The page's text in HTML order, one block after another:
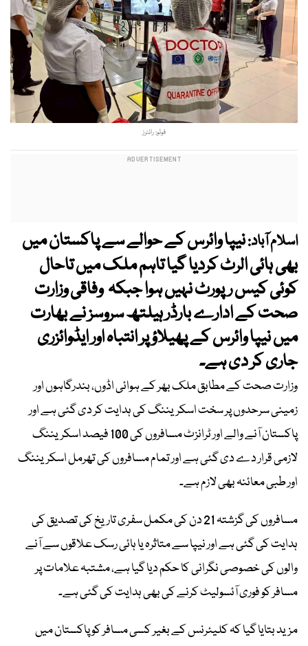
فوٹو: رائٹرز
اسلام آباد:نیپا وائرس کے حوالے سے پاکستان میں
بھی ہائی الرٹ کردیا گیا تاہم ملک میں تاحال
کوئی کیس رپورٹ نہیں ہوا جبکہ وفاقی وزارت
صحت کے ادارے بارڈر ہیلتھ سروسز نے بھارت
میں نیپا وائرس کے پھیلاؤ پر انتباہ اور ایڈوائزری
جاری کر دی ہے۔
وزارت صحت کے مطابق ملک بھر کے ہوائی اڈوں، بندرگاہوں اور
زمینی سرحدوں پر سخت اسکریننگ کی ہدایت کر دی گئی ہے اور
پاکستان آنے والے اور ٹرانزٹ مسافروں کی 100 فیصد اسکریننگ
لازمی قرار دے دی گئی ہے اور تمام مسافروں کی تھرمل اسکریننگ
اور طبی معائنہ بھی لازم ہے۔
مسافروں کی گزشتہ 21 دن کی مکمل سفری تاریخ کی تصدیق کی
ہدایت کی گئی ہے اور نیپا سے متاثرہ یا ہائی رسک علاقوں سے آنے
والوں کی خصوصی نگرانی کا حکم دیا گیا ہے، مشتبہ علامات پر
مسافر کو فوری آئسولیٹ کرنے کی بھی ہدایت کی گئی ہے۔
مزید بتایا گیا کہ کلیئرنس کے بغیر کسی مسافر کو پاکستان میں